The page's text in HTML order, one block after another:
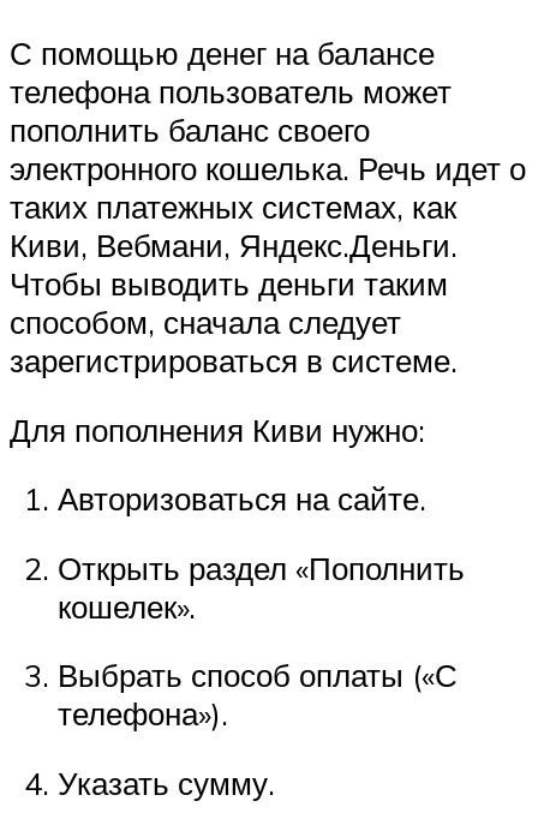
С помощью денег на балансе
телефона пользователь может
пополнить баланс своего
электронного кошелька. Речь идет о
таких платежных системах, как
Киви, Вебмани, Яндекс.Деньги.
Чтобы выводить деньги таким
способом, сначала следует
зарегистрироваться в системе.
Для пополнения Киви нужно:
Авторизоваться на сайте.
Открыть раздел «Пополнить
кошелек».
Выбрать способ оплаты («С
телефона»).
Указать сумму.